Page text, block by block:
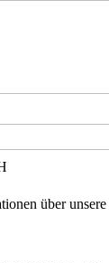
über unsere